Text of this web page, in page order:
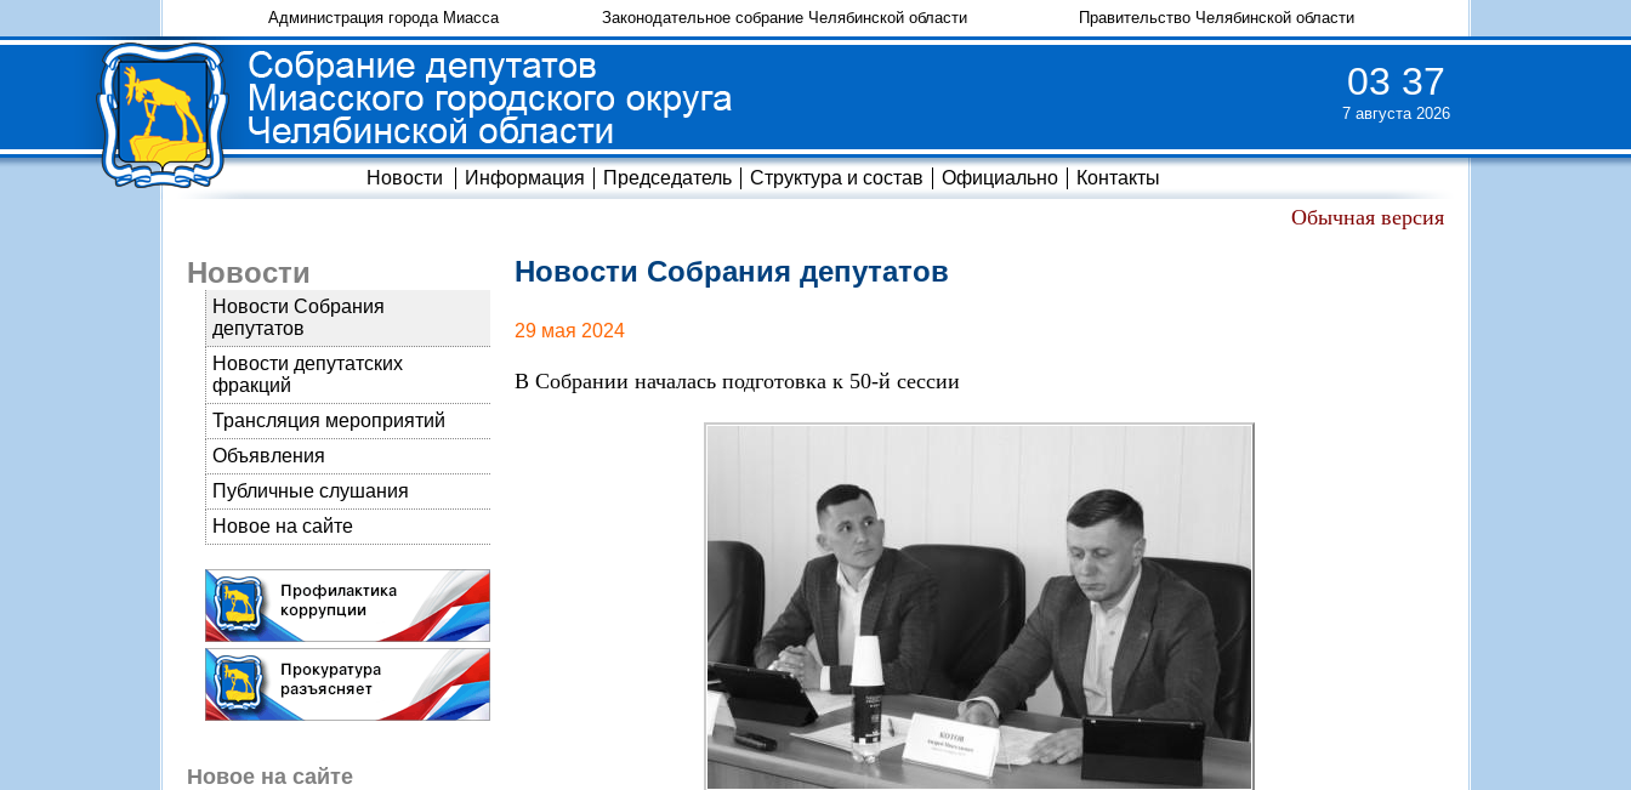
Администрация города Миасса Законодательное собрание Челябинской области Правительство Челябинской области
03 37
7 августа 2026
Новости Информация Председатель Структура и состав Официально Контакты
Обычная версия
Новости
Новости Собрания
депутатов
Новости депутатских
фракций
Трансляция мероприятий
Объявления
Публичные слушания
Новое на сайте
Новое на сайте
Новости Собрания депутатов
29 мая 2024
В Собрании началась подготовка к 50-й сессии